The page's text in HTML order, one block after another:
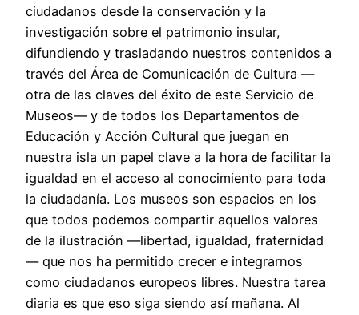
ciudadanos desde la conservación y la
investigación sobre el patrimonio insular,
difundiendo y trasladando nuestros contenidos a
través del Área de Comunicación de Cultura —
otra de las claves del éxito de este Servicio de
Museos— y de todos los Departamentos de
Educación y Acción Cultural que juegan en
nuestra isla un papel clave a la hora de facilitar la
igualdad en el acceso al conocimiento para toda
la ciudadanía. Los museos son espacios en los
que todos podemos compartir aquellos valores
de la ilustración —libertad, igualdad, fraternidad
— que nos ha permitido crecer e integrarnos
como ciudadanos europeos libres. Nuestra tarea
diaria es que eso siga siendo así mañana. Al